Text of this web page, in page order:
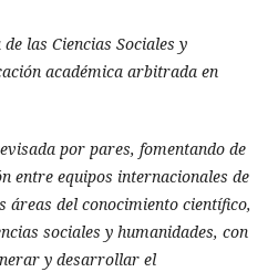
las Ciencias Sociales y
académica arbitrada en
por pares, fomentando de
entre equipos internacionales de
áreas del conocimiento científico,
sociales y humanidades, con
y desarrollar el